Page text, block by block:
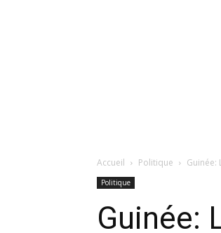
Accueil Politique Guinée:
Politique
Guinée: